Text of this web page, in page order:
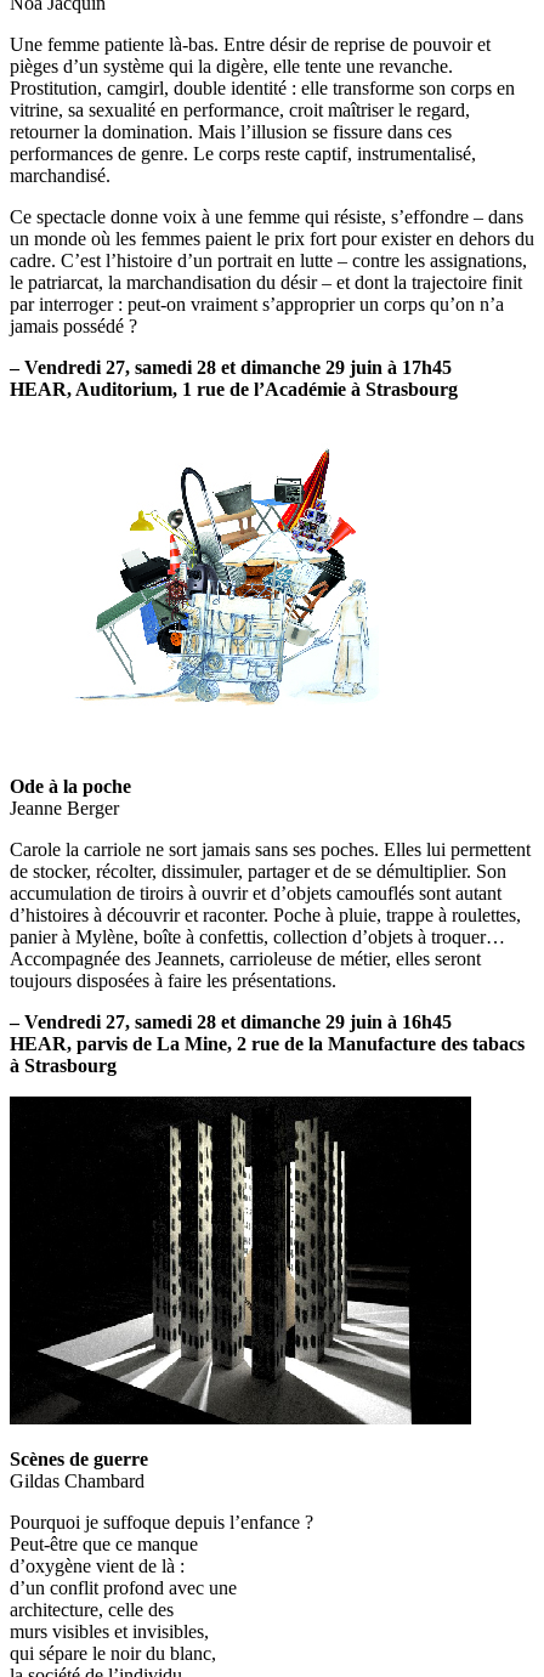
Une femme patiente là-bas. Entre désir de reprise de pouvoir et
pièges d’un système qui la digère, elle tente une revanche.
Prostitution, camgirl, double identité : elle transforme son corps en
vitrine, sa sexualité en performance, croit maîtriser le regard,
retourner la domination. Mais l’illusion se fissure dans ces
performances de genre. Le corps reste captif, instrumentalisé,
marchandisé.
Ce spectacle donne voix à une femme qui résiste, s’effondre – dans
un monde où les femmes paient le prix fort pour exister en dehors du
cadre. C’est l’histoire d’un portrait en lutte – contre les assignations,
le patriarcat, la marchandisation du désir – et dont la trajectoire finit
par interroger : peut-on vraiment s’approprier un corps qu’on n’a
jamais possédé ?
– Vendredi 27, samedi 28 et dimanche 29 juin à 17h45
HEAR, Auditorium, 1 rue de l’Académie à Strasbourg
Ode à la poche
Jeanne Berger
Carole la carriole ne sort jamais sans ses poches. Elles lui permettent
de stocker, récolter, dissimuler, partager et de se démultiplier. Son
accumulation de tiroirs à ouvrir et d’objets camouflés sont autant
d’histoires à découvrir et raconter. Poche à pluie, trappe à roulettes,
panier à Mylène, boîte à confettis, collection d’objets à troquer…
Accompagnée des Jeannets, carrioleuse de métier, elles seront
toujours disposées à faire les présentations.
– Vendredi 27, samedi 28 et dimanche 29 juin à 16h45
HEAR, parvis de La Mine, 2 rue de la Manufacture des tabacs
à Strasbourg
Scènes de guerre
Gildas Chambard
Pourquoi je suffoque depuis l’enfance ?
Peut-être que ce manque
d’oxygène vient de là :
d’un conflit profond avec une
architecture, celle des
murs visibles et invisibles,
qui sépare le noir du blanc,